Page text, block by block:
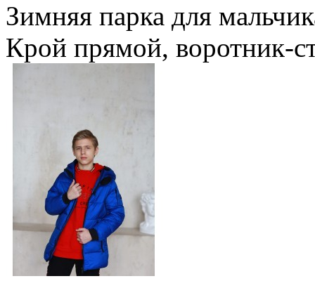
Зимняя парка для
Крой прямой, воротник-